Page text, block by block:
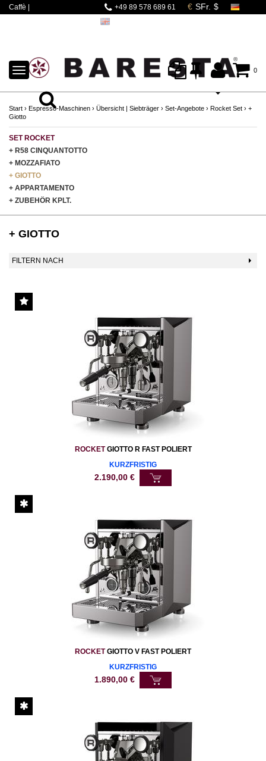
Caffè |
+49 89 578 689 61
0
TOGGLE
NAVIGATION
Start › Espresso-Maschinen › Übersicht | Siebträger › Set-Angebote › Rocket Set › +
Giotto
SET ROCKET
+ R58 CINQUANTOTTO
+ MOZZAFIATO
+ GIOTTO
+ APPARTAMENTO
+ ZUBEHÖR KPLT.
+ GIOTTO
FILTERN NACH
ROCKETGIOTTO R FAST POLIERT
KURZFRISTIG
2.190,00 €
ROCKETGIOTTO V FAST POLIERT
KURZFRISTIG
1.890,00 €